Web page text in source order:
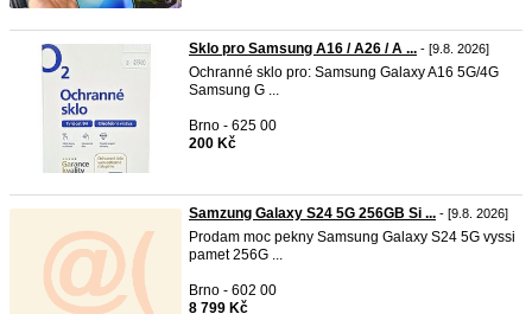
Sklo pro Samsung A16 / A26 / A ... - [9.8. 2026]
Ochranné sklo pro: Samsung Galaxy A16 5G/4G
Samsung G ...
Brno - 625 00
200 Kč
Samzung Galaxy S24 5G 256GB Si ... - [9.8. 2026]
Prodam moc pekny Samsung Galaxy S24 5G vyssi
pamet 256G ...
Brno - 602 00
8 799 Kč